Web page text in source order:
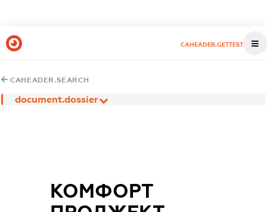
CAHEADER.GETTEST
CAHEADER.SEARCH
document.dossier
КОМФОРТ